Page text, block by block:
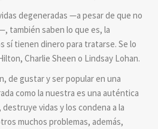
degeneradas —a pesar de que no
también saben lo que es, la
sí tienen dinero para tratarse. Se lo
Charlie Sheen o Lindsay Lohan.
de gustar y ser popular en una
como la nuestra es una auténtica
vidas y los condena a la
muchos problemas, además,